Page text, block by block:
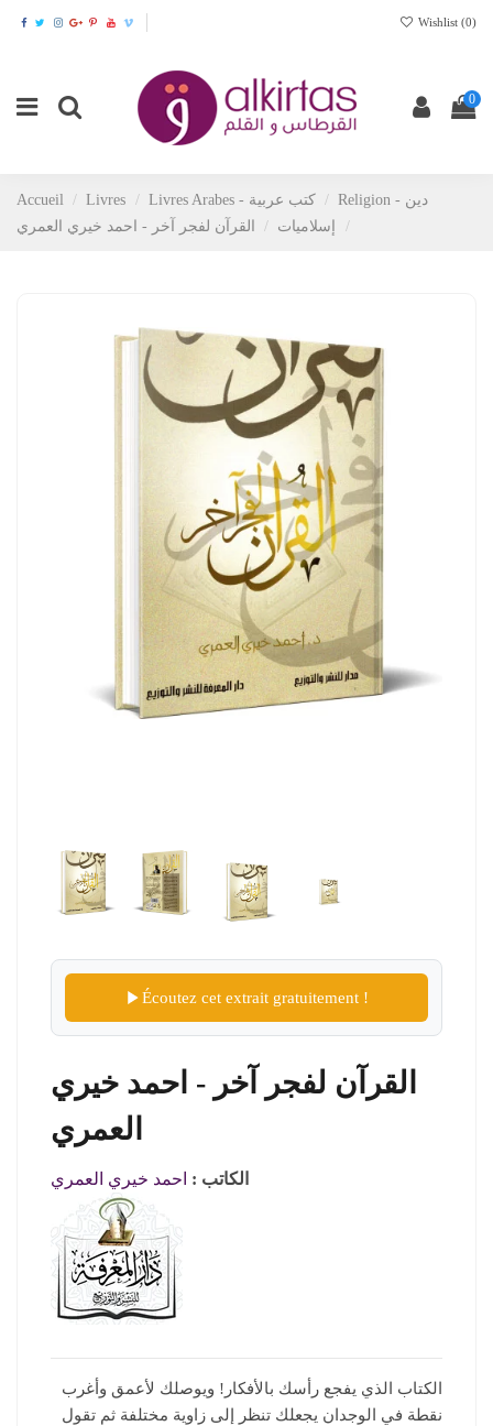
Wishlist (0)
0
Accueil Livres Livres Arabes - كتب عربية
Religion - دين
إسلاميات
القرآن لفجر آخر - احمد خيري العمري
Écoutez cet extrait gratuitement !
القرآن لفجر آخر - احمد خيري
العمري
الكاتب : احمد خيري العمري
الكتاب الذي يفجع رأسك بالأفكار! ويوصلك لأعمق وأغرب
نقطة في الوجدان يجعلك تنظر إلى زاوية مختلفة ثم تقول